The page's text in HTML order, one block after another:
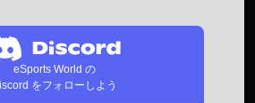
eSports World の
をフォローしよう